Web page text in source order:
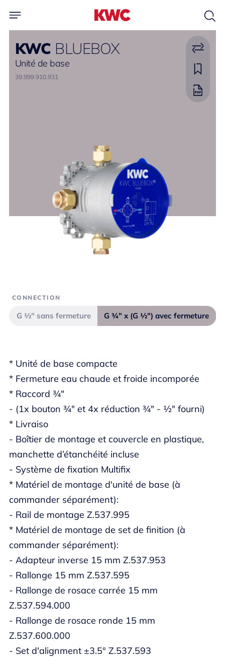
KWC BLUEBOX
Unité de base
39.999.910.931
* Unité de base compacte
* Fermeture eau chaude et froide incomporée
* Raccord ¾"
- (1x bouton ¾" et 4x réduction ¾" - ½" fourni)
* Livraiso
- Boîtier de montage et couvercle en plastique,
manchette d’étanchéité incluse
- Système de fixation Multifix
* Matériel de montage d'unité de base (à
commander séparément):
- Rail de montage Z.537.995
* Matériel de montage de set de finition (à
commander séparément):
- Adapteur inverse 15 mm Z.537.953
- Rallonge 15 mm Z.537.595
- Rallonge de rosace carrée 15 mm
Z.537.594.000
- Rallonge de rosace ronde 15 mm
Z.537.600.000
- Set d'alignment ±3.5° Z.537.593
CONNECTION
G ½" sans fermeture G ¾" x (G ½") avec fermeture